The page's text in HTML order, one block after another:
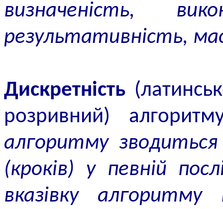
визначеність,
результативність,
Дискретність
розривний)
алгоритму
(кроків) у певній
вказівку